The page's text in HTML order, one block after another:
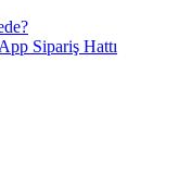
Sipariş Hattı